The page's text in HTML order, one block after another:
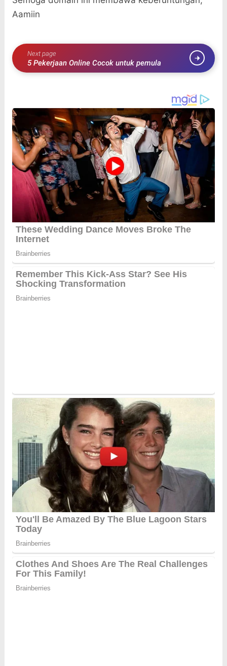
Aamiin
Next page
5 Pekerjaan Online Cocok untuk pemula